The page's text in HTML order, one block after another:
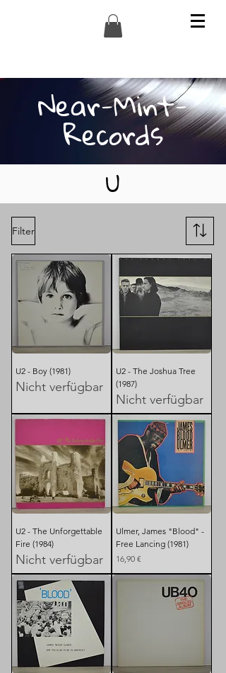
Near-Mint-
Records
U
Filter
U2 - Boy (1981)
Nicht verfügbar
U2 - The Joshua Tree
(1987)
Nicht verfügbar
U2 - The Unforgettable
Fire (1984)
Nicht verfügbar
Ulmer, James "Blood" -
Free Lancing (1981)
Preis
16,90 €